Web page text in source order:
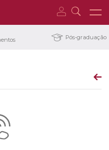
Pós-graduação